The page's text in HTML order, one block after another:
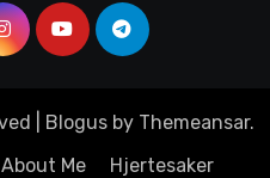
Blogusby Themeansar.
About Me Hjertesaker